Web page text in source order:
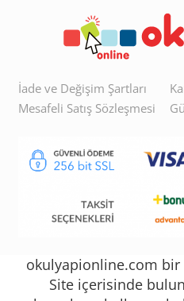
İade ve Değişim Şartları
Mesafeli Satış Sözleşmesi
okulyapionline.com bir
Site içerisinde